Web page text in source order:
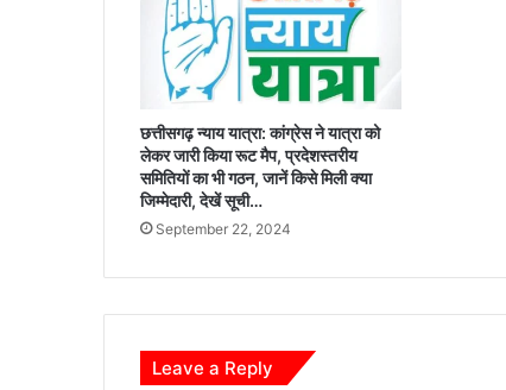
ने
के
दि
ए
र्दे
छत्तीसगढ़ न्याय यात्रा: कांग्रेस ने यात्रा को
लेकर जारी किया रूट मैप, प्रदेशस्तरीय
समितियों का भी गठन, जानें किसे मिली क्या
जिम्मेदारी, देखें सूची…
September 22, 2024
Leave a Reply